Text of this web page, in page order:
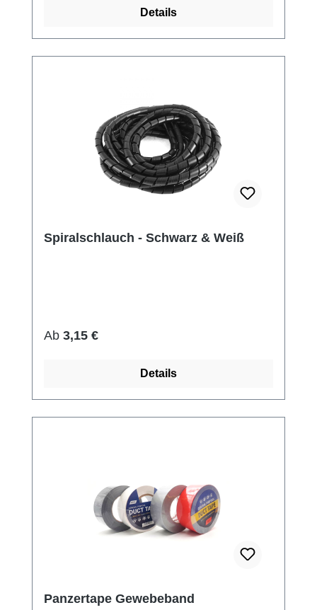
Details
Spiralschlauch - Schwarz & Weiß
Regulärer Preis:
Ab 3,15 €
Details
Panzertape Gewebeband